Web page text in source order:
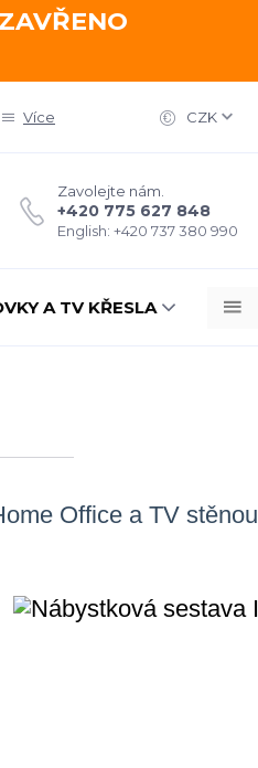
Více CZK
Zavolejte nám.
+420 775 627 848
English: +420 737 380 990
A TV KŘESLA
Office a TV stěnou